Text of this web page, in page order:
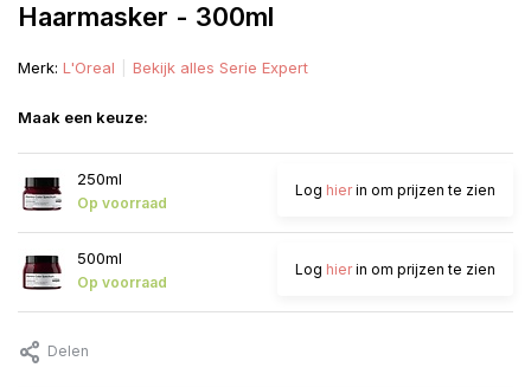
Haarmasker - 300ml
Merk: L'Oreal Bekijk alles Serie Expert
Maak een keuze:
250ml
Op voorraad
Log hierin om prijzen te zien
500ml
Op voorraad
Log hierin om prijzen te zien
Delen